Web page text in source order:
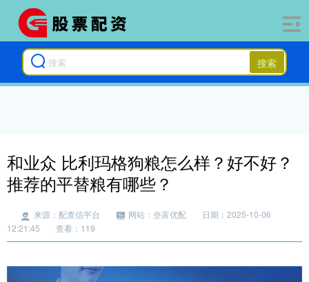
搜索
和业众 比利玛格狗粮怎么样？好不好？
推荐的平替粮有哪些？
来源：配查信平台 网站：垒富优配
日期：2025-10-06
12:21:45
查看：119